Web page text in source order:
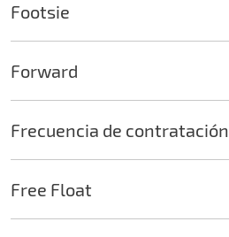
Footsie
Forward
Frecuencia de contratación
Free Float